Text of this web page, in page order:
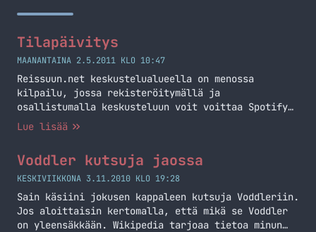
Tilapäivitys
MAANANTAINA 2.5.2011 KLO 10:47
Reissuun.net keskustelualueella on menossa
kilpailu, jossa rekisteröitymällä ja
osallistumalla keskusteluun voit voittaa Spotify
Premiumin! Keskustelualueen
Lue lisää
Voddler kutsuja jaossa
KESKIVIIKKONA 3.11.2010 KLO 19:28
Sain käsiini jokusen kappaleen kutsuja Voddleriin.
Jos aloittaisin kertomalla, että mikä se Voddler
on yleensäkkään. Wikipedia tarjoaa tietoa minun